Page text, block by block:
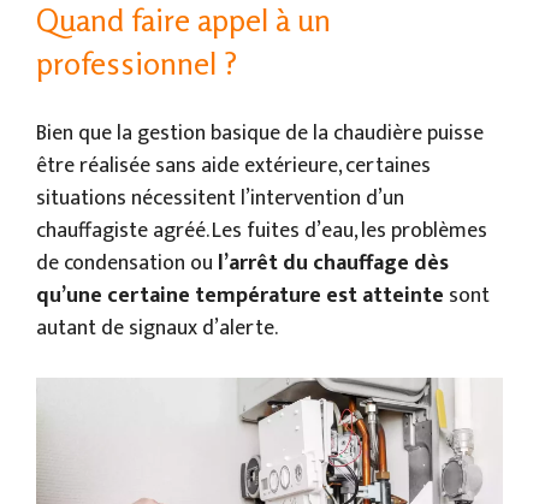
Quand faire appel à un
professionnel ?
Bien que la gestion basique de la chaudière puisse
être réalisée sans aide extérieure, certaines
situations nécessitent l’intervention d’un
chauffagiste agréé. Les fuites d’eau, les problèmes
de condensation ou l’arrêt du chauffage dès
qu’une certaine température est atteinte sont
autant de signaux d’alerte.